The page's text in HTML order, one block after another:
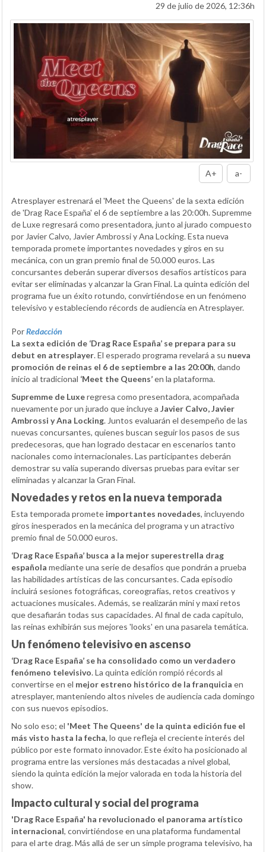
29 de julio de 2026, 12:36h
A+ a-
Atresplayer estrenará el 'Meet the Queens' de la sexta edición
de 'Drag Race España' el 6 de septiembre a las 20:00h. Supremme
de Luxe regresará como presentadora, junto al jurado compuesto
por Javier Calvo, Javier Ambrossi y Ana Locking. Esta nueva
temporada promete importantes novedades y giros en su
mecánica, con un gran premio final de 50.000 euros. Las
concursantes deberán superar diversos desafíos artísticos para
evitar ser eliminadas y alcanzar la Gran Final. La quinta edición del
programa fue un éxito rotundo, convirtiéndose en un fenómeno
televisivo y estableciendo récords de audiencia en Atresplayer.
PorRedacción
La sexta edición de ‘Drag Race España’ se prepara para su
debut en atresplayer. El esperado programa revelará a su nueva
promoción de reinas el 6 de septiembre a las 20:00h, dando
inicio al tradicional ‘Meet the Queens’en la plataforma.
Supremme de Luxeregresa como presentadora, acompañada
nuevamente por un jurado que incluye a Javier Calvo, Javier
Ambrossi y Ana Locking. Juntos evaluarán el desempeño de las
nuevas concursantes, quienes buscan seguir los pasos de sus
predecesoras, que han logrado destacar en escenarios tanto
nacionales como internacionales. Las participantes deberán
demostrar su valía superando diversas pruebas para evitar ser
eliminadas y alcanzar la Gran Final.
Novedades y retos en la nueva temporada
Esta temporada promete importantes novedades, incluyendo
giros inesperados en la mecánica del programa y un atractivo
premio final de 50.000 euros.
‘Drag Race España’ busca a la mejor superestrella drag
española mediante una serie de desafíos que pondrán a prueba
las habilidades artísticas de las concursantes. Cada episodio
incluirá sesiones fotográficas, coreografías, retos creativos y
actuaciones musicales. Además, se realizarán mini y maxi retos
que desafiarán todas sus capacidades. Al final de cada capítulo,
las reinas exhibirán sus mejores 'looks' en una pasarela temática.
Un fenómeno televisivo en ascenso
‘Drag Race España’ se ha consolidado como un verdadero
fenómeno televisivo. La quinta edición rompió récords al
convertirse en el mejor estreno histórico de la franquicia en
atresplayer, manteniendo altos niveles de audiencia cada domingo
con sus nuevos episodios.
No solo eso; el 'Meet The Queens' de la quinta edición fue el
más visto hasta la fecha, lo que refleja el creciente interés del
público por este formato innovador. Este éxito ha posicionado al
programa entre las versiones más destacadas a nivel global,
siendo la quinta edición la mejor valorada en toda la historia del
show.
Impacto cultural y social del programa
'Drag Race España' ha revolucionado el panorama artístico
internacional, convirtiéndose en una plataforma fundamental
para el arte drag. Más allá de ser un simple programa televisivo, ha